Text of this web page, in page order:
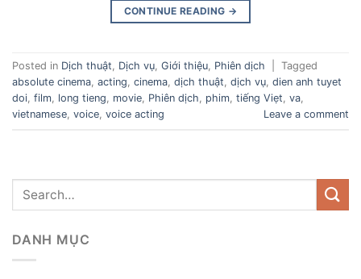
CONTINUE READING →
Posted in Dịch thuật, Dịch vụ, Giới thiệu, Phiên dịch
Tagged
absolute cinema, acting, cinema, dịch thuật, dịch vụ, dien anh tuyet
doi, film, long tieng, movie, Phiên dịch, phim, tiếng Viẹt, va,
vietnamese, voice, voice acting Leave a comment
DANH MỤC